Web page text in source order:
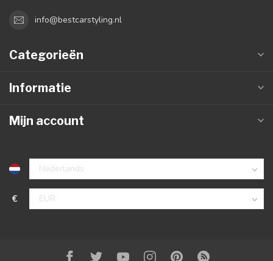
info@bestcarstyling.nl
Categorieën
Informatie
Mijn account
€